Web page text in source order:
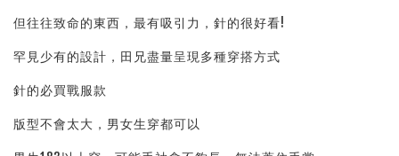
但往往致命的東西，最有吸引力，針的很好看!
罕見少有的設計，田兄盡量呈現多種穿搭方式
針的必買戰服款
版型不會太大，男女生穿都可以